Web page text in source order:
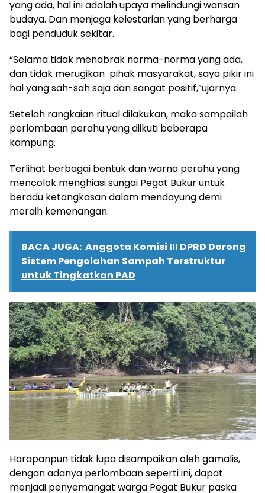
yang ada, hal ini adalah upaya melindungi warisan
budaya. Dan menjaga kelestarian yang berharga
bagi penduduk sekitar.
“Selama tidak menabrak norma-norma yang ada,
dan tidak merugikan pihak masyarakat, saya pikir ini
hal yang sah-sah saja dan sangat positif,”ujarnya.
Setelah rangkaian ritual dilakukan, maka sampailah
perlombaan perahu yang diikuti beberapa
kampung.
Terlihat berbagai bentuk dan warna perahu yang
mencolok menghiasi sungai Pegat Bukur untuk
beradu ketangkasan dalam mendayung demi
meraih kemenangan.
BACA JUGA: Anggota Komisi III DPRD Dorong
Sistem Pengolahan Sampah Terstruktur
untuk Tingkatkan PAD
Harapanpun tidak lupa disampaikan oleh gamalis,
dengan adanya perlombaan seperti ini, dapat
menjadi penyemangat warga Pegat Bukur paska